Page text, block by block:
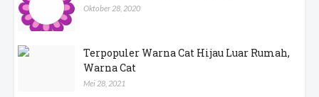
Oktober 28, 2020
Terpopuler Warna Cat Hijau Luar Rumah,
Warna Cat
Mei 28, 2021